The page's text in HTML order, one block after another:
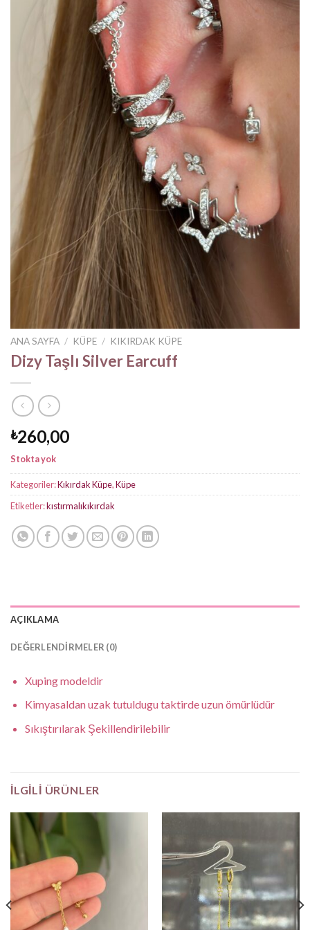
ANA SAYFA / KÜPE / KIKIRDAK KÜPE
Dizy Taşlı Silver Earcuff
₺260,00
Stokta yok
Kategoriler:Kıkırdak Küpe,Küpe
Etiketler:kıstırmalıkıkırdak
AÇIKLAMA
DEĞERLENDIRMELER (0)
Xuping modeldir
Kimyasaldan uzak tutuldugu taktirde uzun ömürlüdür
Sıkıştırılarak Şekillendirilebilir
İLGILI ÜRÜNLER